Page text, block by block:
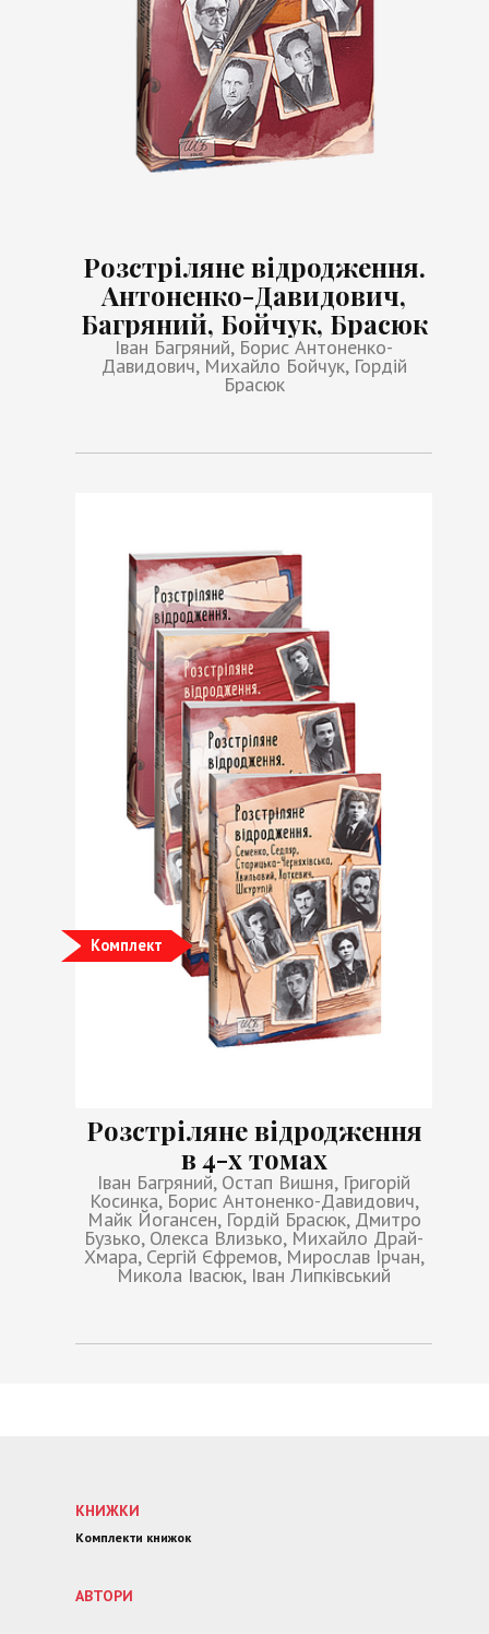
Розстріляне відродження.
Антоненко-Давидович,
Багряний, Бойчук, Брасюк
Іван Багряний, Борис Антоненко-
Давидович, Михайло Бойчук, Гордій
Брасюк
Комплект
Розстріляне відродження
в 4-х томах
Іван Багряний, Остап Вишня, Григорій
Косинка, Борис Антоненко-Давидович,
Майк Йогансен, Гордій Брасюк, Дмитро
Бузько, Олекса Влизько, Михайло Драй-
Хмара, Сергій Єфремов, Мирослав Ірчан,
Микола Івасюк, Іван Липківський
КНИЖКИ
Комплекти книжок
АВТОРИ